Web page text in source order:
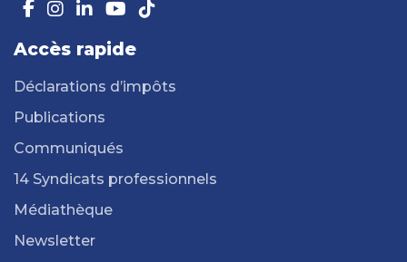
Accès rapide
Déclarations d’impôts
Publications
Communiqués
14 Syndicats professionnels
Médiathèque
Newsletter